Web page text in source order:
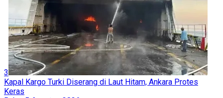
3
Kapal Kargo Turki Diserang di Laut Hitam, Ankara Protes
Keras